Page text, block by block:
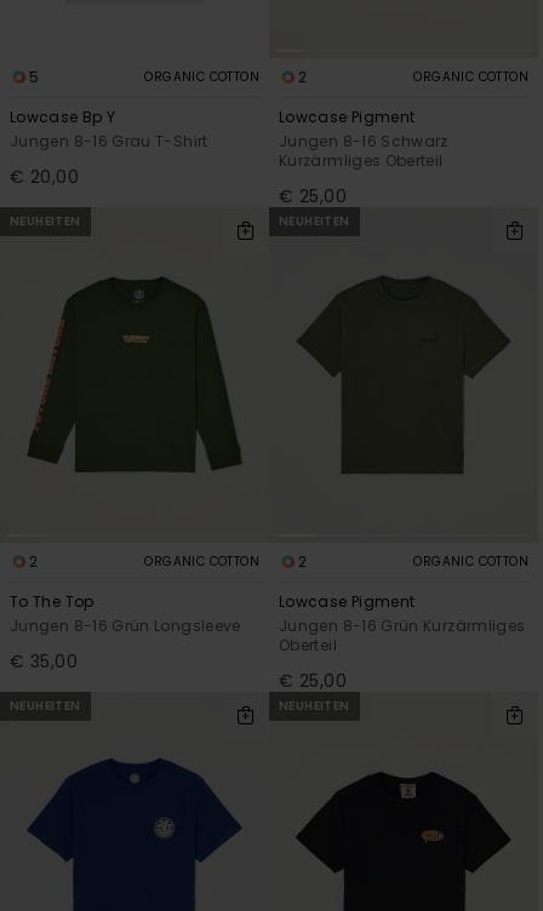
5 ORGANIC COTTON
Lowcase Bp Y
Jungen 8-16 Grau T-Shirt
€ 20,00
2 ORGANIC COTTON
Lowcase Pigment
Jungen 8-16 Schwarz
Kurzärmliges Oberteil
€ 25,00
NEUHEITEN
2 ORGANIC COTTON
To The Top
Jungen 8-16 Grün Longsleeve
€ 35,00
NEUHEITEN
2 ORGANIC COTTON
Lowcase Pigment
Jungen 8-16 Grün Kurzärmliges
Oberteil
€ 25,00
NEUHEITEN NEUHEITEN